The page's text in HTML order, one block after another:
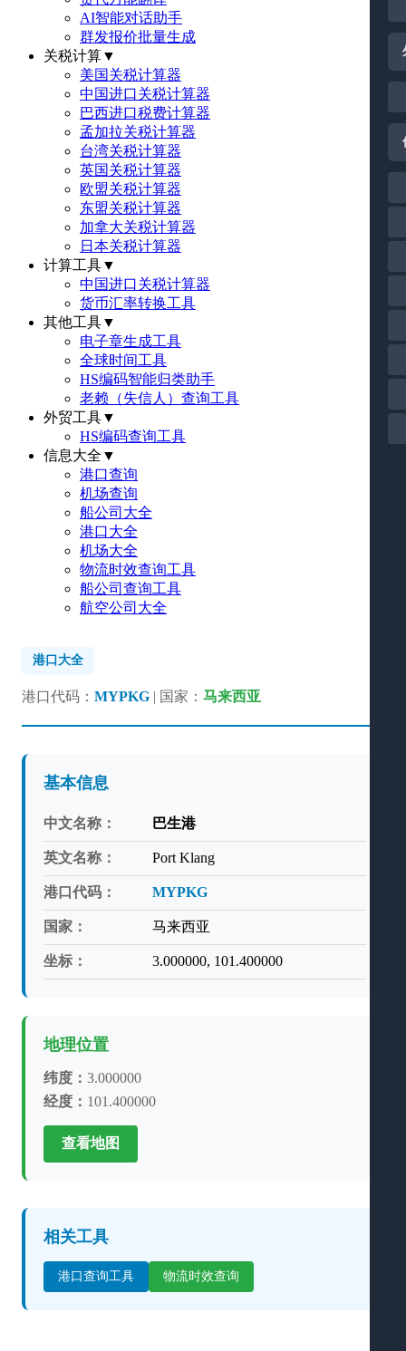
AI智能对话助手
群发报价批量生成
关税计算▼
美国关税计算器
中国进口关税计算器
巴西进口税费计算器
孟加拉关税计算器
台湾关税计算器
英国关税计算器
欧盟关税计算器
东盟关税计算器
加拿大关税计算器
日本关税计算器
计算工具▼
中国进口关税计算器
货币汇率转换工具
其他工具▼
电子章生成工具
全球时间工具
HS编码智能归类助手
老赖（失信人）查询工具
外贸工具▼
HS编码查询工具
信息大全 ▼
港口查询
机场查询
船公司大全
港口大全
机场大全
物流时效查询工具
船公司查询工具
航空公司大全
港口大全
港口代码： MYPKG | 国家： 马来西亚
基本信息
中文名称： 巴生港
英文名称： Port Klang
港口代码： MYPKG
国家： 马来西亚
坐标： 3.000000, 101.400000
地理位置
纬度： 3.000000
经度： 101.400000
查看地图
相关工具
港口查询工具 物流时效查询